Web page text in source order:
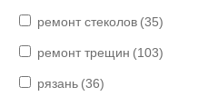
ремонт стеколов (35)
ремонт трещин (103)
рязань (36)